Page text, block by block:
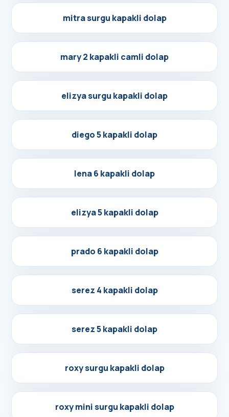
Detayları Gör
mitra surgu kapakli dolap
Detayları Gör
mary 2 kapakli camli dolap
Detayları Gör
elizya surgu kapakli dolap
Detayları Gör
diego 5 kapakli dolap
Detayları Gör
lena 6 kapakli dolap
Detayları Gör
elizya 5 kapakli dolap
Detayları Gör
prado 6 kapakli dolap
Detayları Gör
serez 4 kapakli dolap
Detayları Gör
serez 5 kapakli dolap
Detayları Gör
roxy surgu kapakli dolap
Detayları Gör
roxy mini surgu kapakli dolap